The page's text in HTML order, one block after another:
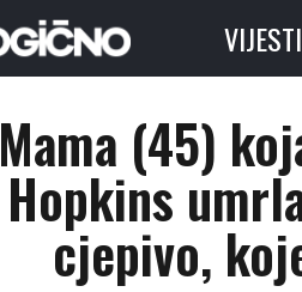
VIJESTI
Mama (45)
Hopkins
cjepivo,